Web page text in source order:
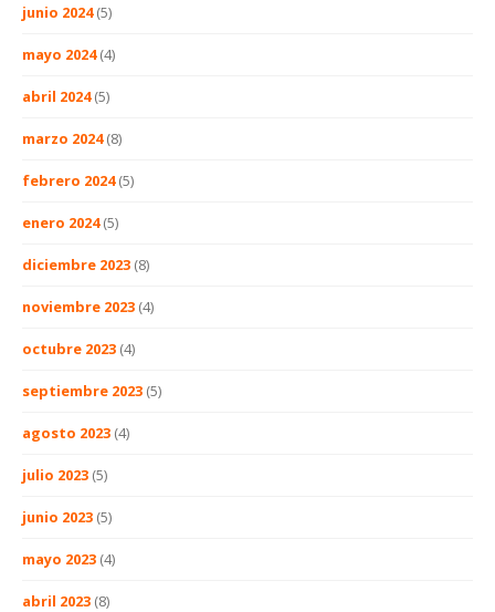
junio 2024(5)
mayo 2024(4)
abril 2024(5)
marzo 2024(8)
febrero 2024(5)
enero 2024(5)
diciembre 2023 (8)
noviembre 2023 (4)
octubre 2023 (4)
septiembre 2023 (5)
agosto 2023 (4)
julio 2023 (5)
junio 2023 (5)
mayo 2023 (4)
abril 2023 (8)